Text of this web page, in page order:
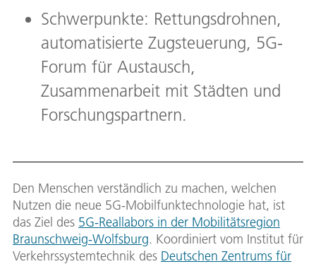
Schwerpunkte: Rettungsdrohnen,
automatisierte Zugsteuerung, 5G-
Forum für Austausch,
Zusammenarbeit mit Städten und
Forschungspartnern.
Den Menschen verständlich zu machen, welchen
Nutzen die neue 5G-Mobilfunktechnologie hat, ist
das Ziel des 5G-Reallabors in der Mobilitätsregion
Braunschweig-Wolfsburg. Koordiniert vom Institut für
Verkehrssystemtechnik des Deutschen Zentrums für